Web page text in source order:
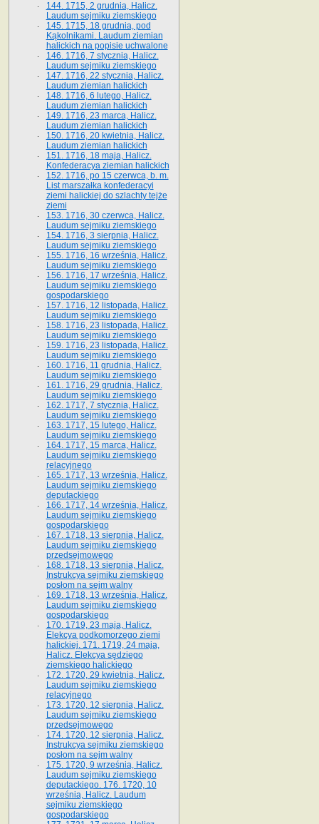
144. 1715, 2 grudnia, Halicz.
Laudum sejmiku ziemskiego
145. 1715, 18 grudnia, pod
Kąkolnikami. Laudum ziemian
halickich na popisie uchwalone
146. 1716, 7 stycznia, Halicz.
Laudum sejmiku ziemskiego
147. 1716, 22 stycznia, Halicz.
Laudum ziemian halickich
148. 1716, 6 lutego, Halicz.
Laudum ziemian halickich
149. 1716, 23 marca, Halicz.
Laudum ziemian halickich
150. 1716, 20 kwietnia, Halicz.
Laudum ziemian halickich
151. 1716, 18 maja, Halicz.
Konfederacya ziemian halickich
152. 1716, po 15 czerwca, b. m.
List marszałka konfederacyi
ziemi halickiej do szlachty tejże
ziemi
153. 1716, 30 czerwca, Halicz.
Laudum sejmiku ziemskiego
154. 1716, 3 sierpnia, Halicz.
Laudum sejmiku ziemskiego
155. 1716, 16 września, Halicz.
Laudum sejmiku ziemskiego
156. 1716, 17 września, Halicz.
Laudum sejmiku ziemskiego
gospodarskiego
157. 1716, 12 listopada, Halicz.
Laudum sejmiku ziemskiego
158. 1716, 23 listopada, Halicz.
Laudum sejmiku ziemskiego
159. 1716, 23 listopada, Halicz.
Laudum sejmiku ziemskiego
160. 1716, 11 grudnia, Halicz.
Laudum sejmiku ziemskiego
161. 1716, 29 grudnia, Halicz.
Laudum sejmiku ziemskiego
162. 1717, 7 stycznia, Halicz.
Laudum sejmiku ziemskiego
163. 1717, 15 lutego, Halicz.
Laudum sejmiku ziemskiego
164. 1717, 15 marca, Halicz.
Laudum sejmiku ziemskiego
relacyjnego
165. 1717, 13 września, Halicz.
Laudum sejmiku ziemskiego
deputackiego
166. 1717, 14 września, Halicz.
Laudum sejmiku ziemskiego
gospodarskiego
167. 1718, 13 sierpnia, Halicz.
Laudum sejmiku ziemskiego
przedsejmowego
168. 1718, 13 sierpnia, Halicz.
Instrukcya sejmiku ziemskiego
posłom na sejm walny
169. 1718, 13 września, Halicz.
Laudum sejmiku ziemskiego
gospodarskiego
170. 1719, 23 maja, Halicz.
Elekcya podkomorzego ziemi
halickiej. 171. 1719, 24 maja,
Halicz. Elekcya sędziego
ziemskiego halickiego
172. 1720, 29 kwietnia, Halicz.
Laudum sejmiku ziemskiego
relacyjnego
173. 1720, 12 sierpnia, Halicz.
Laudum sejmiku ziemskiego
przedsejmowego
174. 1720, 12 sierpnia, Halicz.
Instrukcya sejmiku ziemskiego
posłom na sejm walny
175. 1720, 9 września, Halicz.
Laudum sejmiku ziemskiego
deputackiego. 176. 1720, 10
września, Halicz. Laudum
sejmiku ziemskiego
gospodarskiego